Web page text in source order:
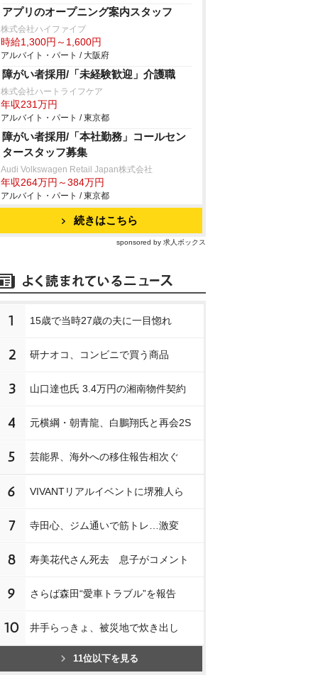
アプリのオープニング案内スタッフ
株式会社ハイファイブ
時給1,300円～1,600円
アルバイト・パート / 大阪府
障がい者採用/「未経験歓迎」介護職
株式会社ハートライフケア
年収231万円
アルバイト・パート / 東京都
障がい者採用/「本社勤務」コールセン
タースタッフ募集
Audi Volkswagen Retail Japan株式会社
年収264万円～384万円
アルバイト・パート / 東京都
続きはこちら
sponsored by 求人ボックス
1 15歳で当時27歳の夫に一目惚れ
2 研ナオコ、コンビニで買う商品
3 山口達也氏 3.4万円の湘南物件契約
4 元横綱・朝青龍、白鵬翔氏と再会2S
5 芸能界、海外への移住報告相次ぐ
6 VIVANTリアルイベントに堺雅人ら
7 寺田心、ジム通いで筋トレ…激変
8 寿美花代さん死去 息子がコメント
9 さらば森田“愛車トラブル”を報告
10 井手らっきょ、被災地で炊き出し
11位以下を見る